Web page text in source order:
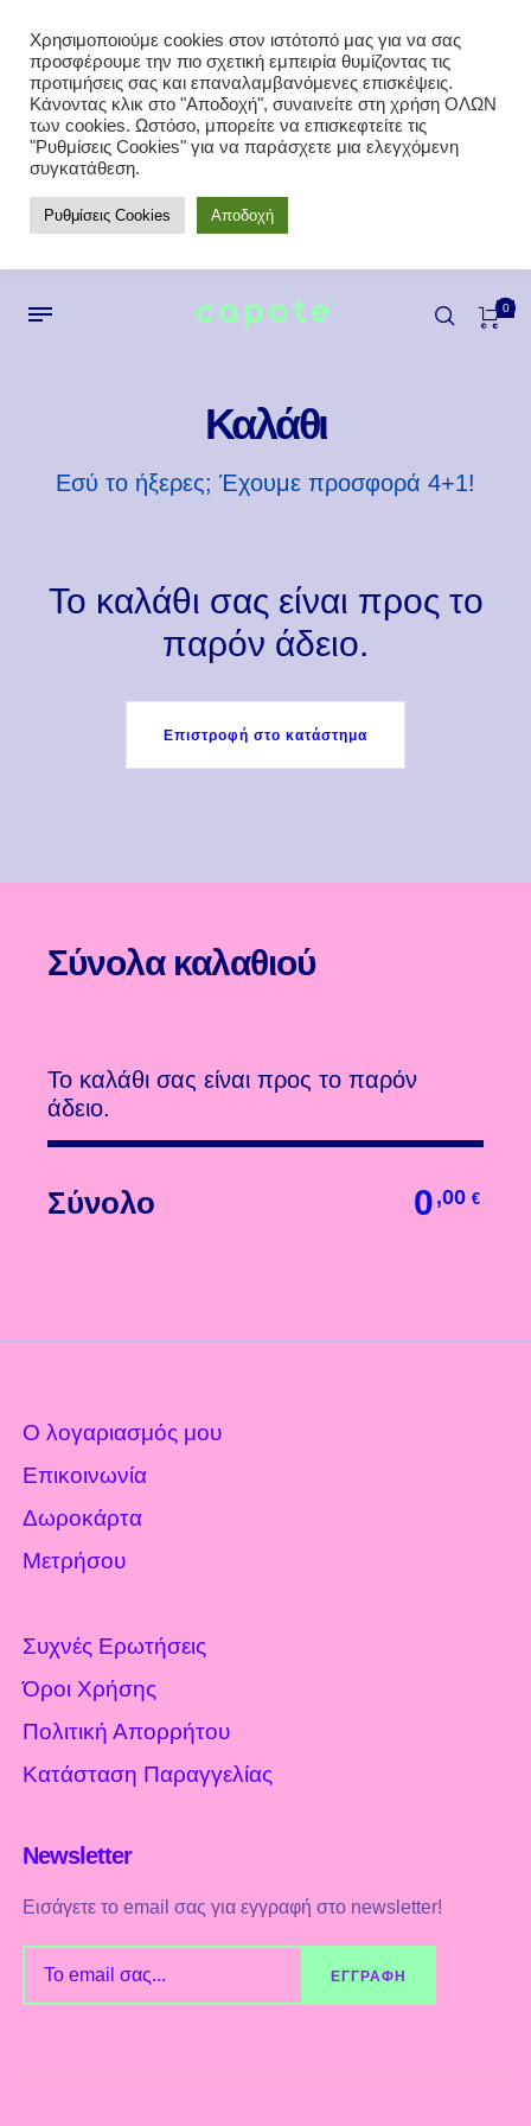
0
Καλάθι
Εσύ το ήξερες; Έχουμε προσφορά 4+1!
Το καλάθι σας είναι προς το
παρόν άδειο.
Επιστροφή στο κατάστημα
Σύνολα καλαθιού
Το καλάθι σας είναι προς το παρόν
άδειο.
Σύνολο 0 ,00 €
Ο λογαριασμός μου
Επικοινωνία
Δωροκάρτα
Μετρήσου
Συχνές Ερωτήσεις
Όροι Χρήσης
Πολιτική Απορρήτου
Κατάσταση Παραγγελίας
Newsletter
Εισάγετε το email σας για εγγραφή στο newsletter!
Χρησιμοποιούμε cookies στον ιστότοπό μας για να σας
προσφέρουμε την πιο σχετική εμπειρία θυμίζοντας τις
προτιμήσεις σας και επαναλαμβανόμενες επισκέψεις.
Κάνοντας κλικ στο "Αποδοχή", συναινείτε στη χρήση ΟΛΩΝ
των cookies. Ωστόσο, μπορείτε να επισκεφτείτε τις
"Ρυθμίσεις Cookies" για να παράσχετε μια ελεγχόμενη
συγκατάθεση.
Ρυθμίσεις Cookies Αποδοχή